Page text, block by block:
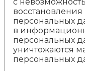
персональных
в
персональных
уничтожаются
персональных